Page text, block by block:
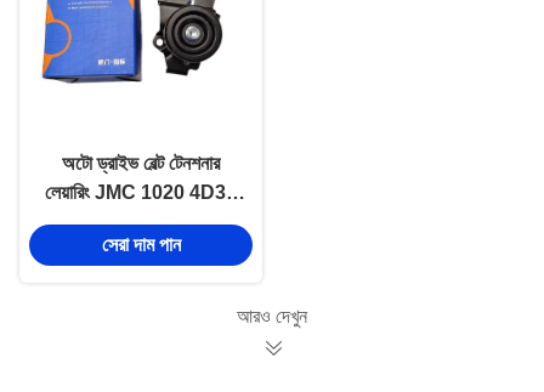
অটো ড্রাইভ বেল্ট টেনশনার
লেয়ারিং JMC 1020 4D30
EP1-19636-AC ড্রাইভ
সিরিজের অংশ
সেরা দাম পান
আরও দেখুন